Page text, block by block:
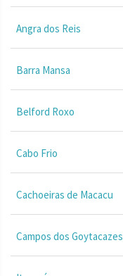
Angra dos Reis
Barra Mansa
Belford Roxo
Cabo Frio
Cachoeiras de Macacu
Campos dos Goytacazes